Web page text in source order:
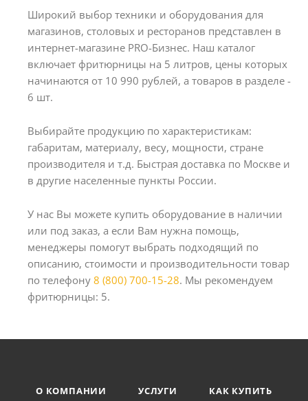
Широкий выбор техники и оборудования для
магазинов, столовых и ресторанов представлен в
интернет-магазине PRO-Бизнес. Наш каталог
включает фритюрницы на 5 литров, цены которых
начинаются от 10 990 рублей, а товаров в разделе -
6 шт.
Выбирайте продукцию по характеристикам:
габаритам, материалу, весу, мощности, стране
производителя и т.д. Быстрая доставка по Москве и
в другие населенные пункты России.
У нас Вы можете купить оборудование в наличии
или под заказ, а если Вам нужна помощь,
менеджеры помогут выбрать подходящий по
описанию, стоимости и производительности товар
по телефону 8 (800) 700-15-28. Мы рекомендуем
фритюрницы: 5.
О КОМПАНИИ УСЛУГИ
КАК КУПИТЬ